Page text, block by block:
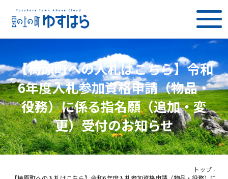
【梼原町への入札はこちら】令和
6年度入札参加資格申請（物品・
役務）に係る指名願（追加・変
更）受付のお知らせ
トップ-